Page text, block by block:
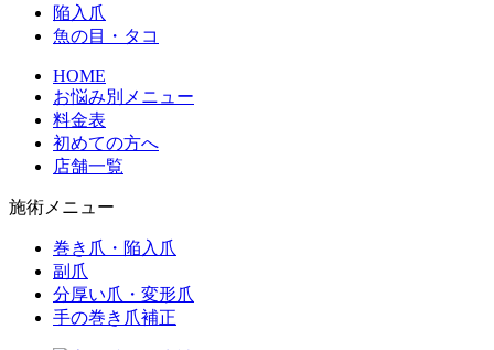
陥入爪
魚の目・タコ
HOME
お悩み別メニュー
料金表
初めての方へ
店舗一覧
施術メニュー
巻き爪・陥入爪
副爪
分厚い爪・変形爪
手の巻き爪補正